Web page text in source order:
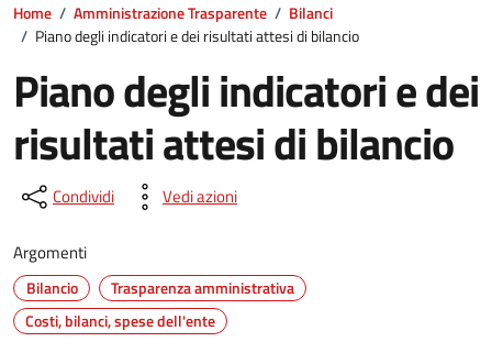
Home / Amministrazione Trasparente / Bilanci
/ Piano degli indicatori e dei risultati attesi di bilancio
Piano degli indicatori e dei
risultati attesi di bilancio
Condividi Vedi azioni
Argomenti
Bilancio
Trasparenza amministrativa
Costi, bilanci, spese dell'ente